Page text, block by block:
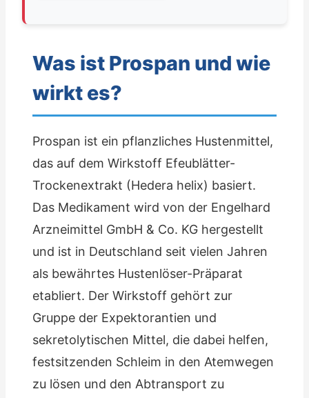
Was ist Prospan und wie
wirkt es?
Prospan ist ein pflanzliches Hustenmittel,
das auf dem Wirkstoff Efeublätter-
Trockenextrakt (Hedera helix) basiert.
Das Medikament wird von der Engelhard
Arzneimittel GmbH & Co. KG hergestellt
und ist in Deutschland seit vielen Jahren
als bewährtes Hustenlöser-Präparat
etabliert. Der Wirkstoff gehört zur
Gruppe der Expektorantien und
sekretolytischen Mittel, die dabei helfen,
festsitzenden Schleim in den Atemwegen
zu lösen und den Abtransport zu